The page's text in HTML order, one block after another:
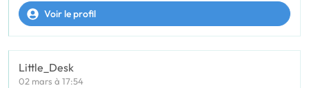
Voir le profil
Little_Desk
02 mars à 17:54